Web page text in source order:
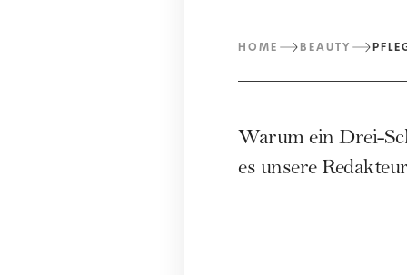
HOME BEAUTY
Warum ein Drei-
es unsere